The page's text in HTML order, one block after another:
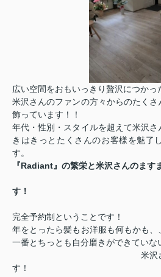
広い空間をおもいっきり贅沢につか
米沢さんのファンの方々からのたく
飾っています！！
年代・性別・スタイルを超えて米沢
きはきっとたくさんのお客様を魅了
す。
『Radiant』の繁栄と米沢さんのます
心よりお祈り
す！
完全予約制ということです！
年をとったら髪もお洋服も何もかも
一番とちっとも自分磨きができていな
米沢さん よろし
す！